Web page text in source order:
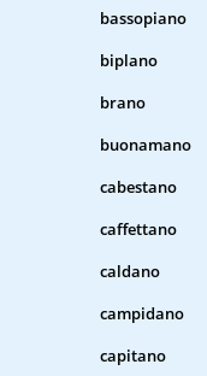
bassopiano
biplano
brano
buonamano
cabestano
caffettano
caldano
campidano
capitano